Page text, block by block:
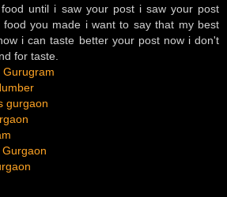
until i saw your post i saw your post
you made i want to say that my best
i can taste better your post now i don't
for taste.
Gurugram
gurgaon